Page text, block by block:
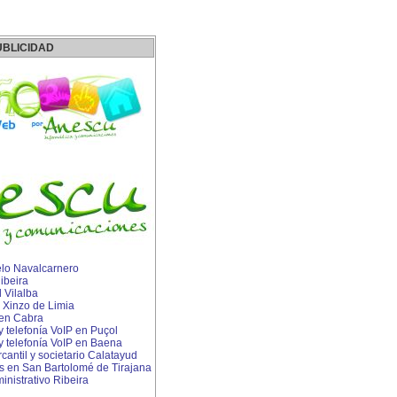
Navalcarnero
Vilalba
de Limia
Cabra
VoIP en Puçol
telefonía VoIP en Baena
y societario Calatayud
en San Bartolomé de Tirajana
Ribeira